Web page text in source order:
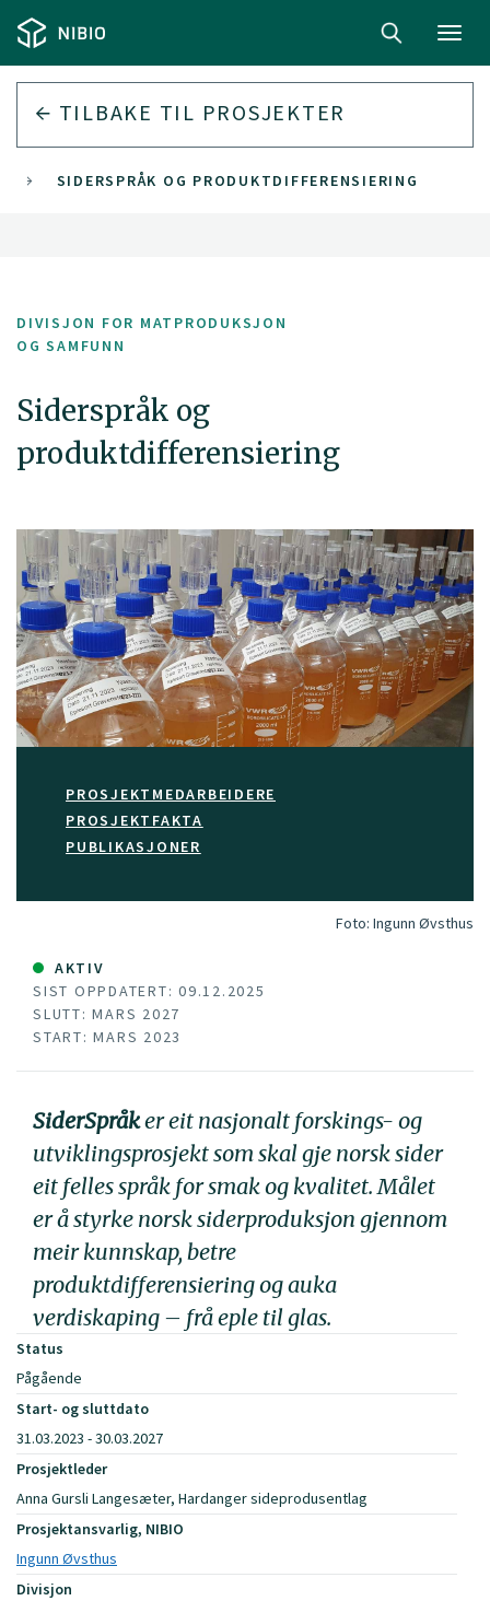
TILBAKE TIL PROSJEKTER
SIDERSPRÅK OG PRODUKTDIFFERENSIERING
DIVISJON FOR MATPRODUKSJON
OG SAMFUNN
Siderspråk og
produktdifferensiering
PROSJEKTMEDARBEIDERE
PROSJEKTFAKTA
PUBLIKASJONER
Foto: Ingunn Øvsthus
AKTIV
SIST OPPDATERT: 09.12.2025
SLUTT: MARS 2027
START: MARS 2023
SiderSpråker eit nasjonalt forskings- og
utviklingsprosjekt som skal gje norsk sider
eit felles språk for smak og kvalitet. Målet
er å styrke norsk siderproduksjon gjennom
meir kunnskap, betre
produktdifferensiering og auka
verdiskaping – frå eple til glas.
Status
Pågående
Start- og sluttdato
31.03.2023 - 30.03.2027
Prosjektleder
Anna Gursli Langesæter, Hardanger sideprodusentlag
Prosjektansvarlig, NIBIO
Ingunn Øvsthus
Divisjon